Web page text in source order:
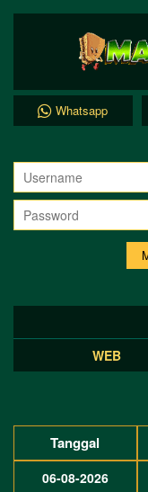
Whatsapp
WEB
Tanggal
06-08-2026